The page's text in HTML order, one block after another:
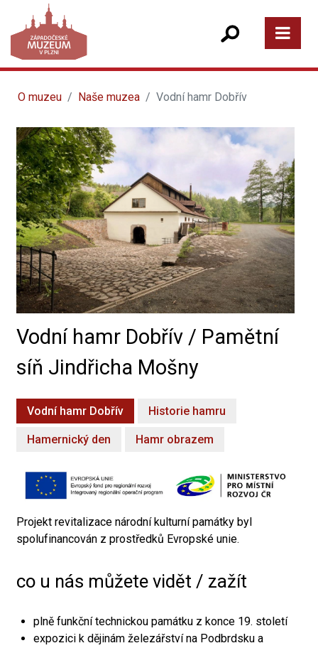
O muzeu Naše muzea Vodní hamr Dobřív
Vodní hamr Dobřív / Pamětní
síň Jindřicha Mošny
Vodní hamr Dobřív Historie hamru
Hamernický den Hamr obrazem
Projekt revitalizace národní kulturní památky byl
spolufinancován z prostředků Evropské unie.
co u nás můžete vidět / zažít
plně funkční technickou památku z konce 19. století
expozici k dějinám železářství na Podbrdsku a